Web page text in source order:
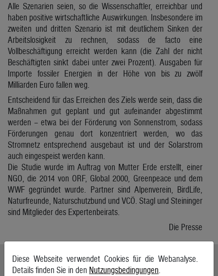
Alle Szenarien seien, so die Wissenschaftler, erreichbar und
haben positive wirtschaftliche Auswirkungen. Insbesondere im
zweiten und dritten Szenario ist mit deutlichem Sinken der
Arbeitslosigkeit zu rechnen, sodass de facto eine
Vollbeschäftigung erreicht werden kann (die Zahl der nicht
Beschäftigten sinkt dabei unter zwei Prozent). Ausgaben für
Importe fossiler Energien in der Höhe von bis zu zwölf
Milliarden Euro fallen weg.
Entscheidend für das Erreichen des Ziels werde sein, dass die
Maßnahmen gut geplant und gut aufeinander abgestimmt
werden – etwa bei der Förderung von Sonnenstrom, sodass
Förderungen genau dort konzentriert werden, wo das
Stromnetz entsprechend ausgebaut ist und der Solarstrom
auch eingespeist werden kann.
Die Studie wurde im Auftrag von Mutter Erde erstellt, einer
NGO, die 2014 von ORF, Global 2000, Greenpeace und dem
WWF gegründet wurde. Partner sind Alpenverein, BirdLife,
Naturfreunde, Naturschutzbund und VCÖ. Stagl und Steininger
sind Mitglieder des Expertenbeirats.
Die Presse
Ähnliche Artikel weiterlesen
Diese Webseite verwendet Cookies für die Webanalyse.
Details finden Sie in den Nutzungsbedingungen.